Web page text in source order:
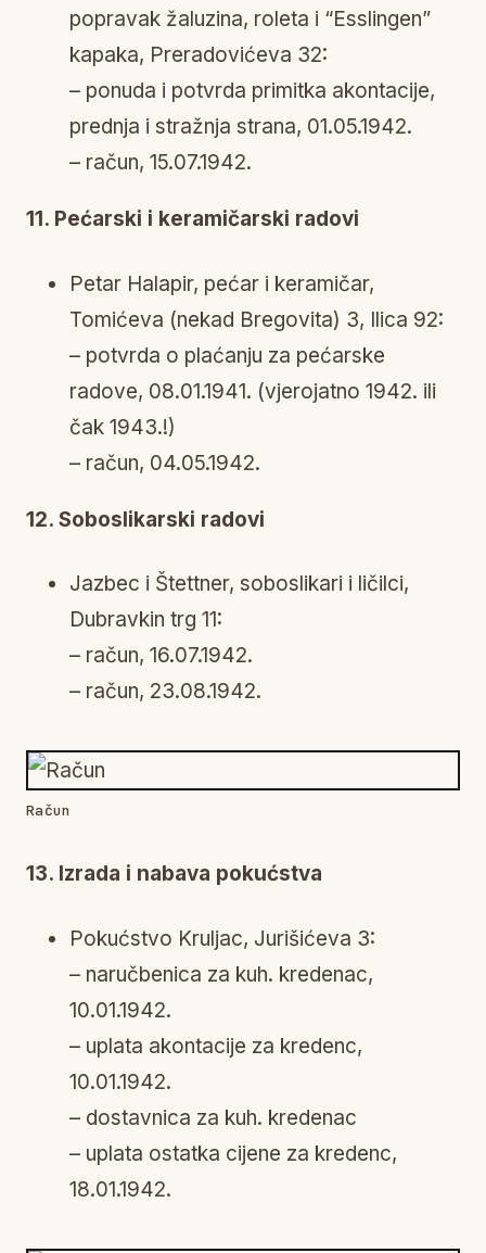
popravak žaluzina, roleta i “Esslingen”
kapaka, Preradovićeva 32:
– ponuda i potvrda primitka akontacije,
prednja i stražnja strana, 01.05.1942.
– račun, 15.07.1942.
11. Pećarski i keramičarski radovi
Petar Halapir, pećar i keramičar,
Tomićeva (nekad Bregovita) 3, Ilica 92:
– potvrda o plaćanju za pećarske
radove, 08.01.1941. (vjerojatno 1942. ili
čak 1943.!)
– račun, 04.05.1942.
12. Soboslikarski radovi
Jazbec i Štettner, soboslikari i ličilci,
Dubravkin trg 11:
– račun, 16.07.1942.
– račun, 23.08.1942.
Račun
13. Izrada i nabava pokućstva
Pokućstvo Kruljac, Jurišićeva 3:
– naručbenica za kuh. kredenac,
10.01.1942.
– uplata akontacije za kredenc,
10.01.1942.
– dostavnica za kuh. kredenac
– uplata ostatka cijene za kredenc,
18.01.1942.